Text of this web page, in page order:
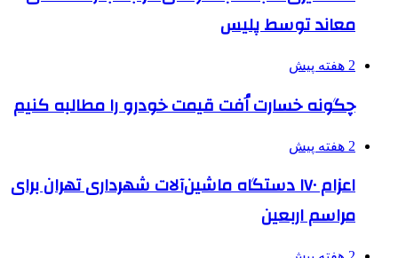
معاند توسط پلیس
2 هفته پیش
چگونه خسارت اُفت قیمت خودرو را مطالبه کنیم
2 هفته پیش
اعزام ۱۷۰ دستگاه ماشین‌آلات شهرداری تهران برای
مراسم اربعین